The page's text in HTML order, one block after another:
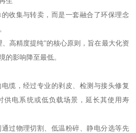
收集与转卖，而是一套融合了环保理念
高精度提纯”的核心原则，旨在最大化资
的影响降至最低。
缆，经过专业的剥皮、检测与接头修复
供电系统或低负载场景，延长其使用寿
过物理切割、低温粉碎、静电分选等先